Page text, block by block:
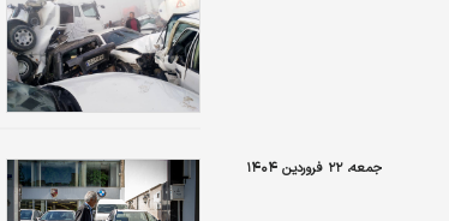
جمعه، ۲۲ فروردین ۱۴۰۴